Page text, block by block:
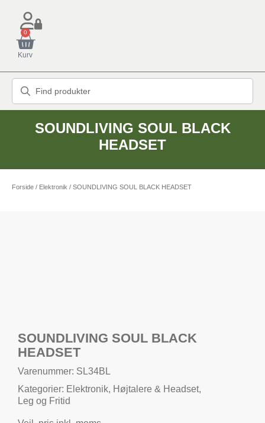
0
Kurv
SOUNDLIVING SOUL BLACK
HEADSET
Forside / Elektronik / SOUNDLIVING SOUL BLACK HEADSET
SOUNDLIVING SOUL BLACK
HEADSET
Varenummer: SL34BL
Kategorier: Elektronik, Højtalere & Headset,
Leg og Fritid